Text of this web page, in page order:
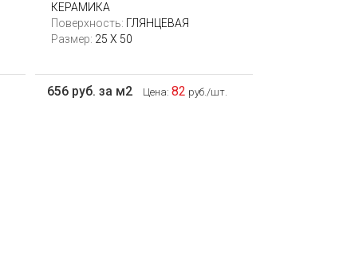
КЕРАМИКА
Поверхность: ГЛЯНЦЕВАЯ
Размер: 25 Х 50
656 руб. за м2 Цена: 82 руб./шт.